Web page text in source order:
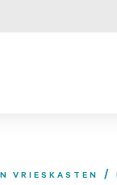
VRIESKASTEN /